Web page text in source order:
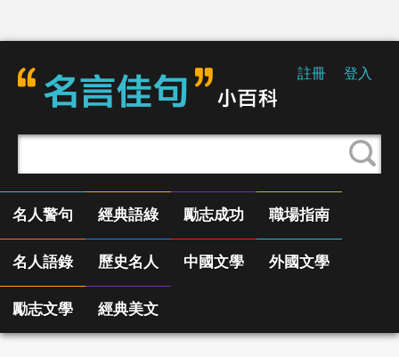
註冊 登入
名人警句 經典語綠 勵志成功 職場指南
名人語錄 歷史名人 中國文學 外國文學
勵志文學 經典美文